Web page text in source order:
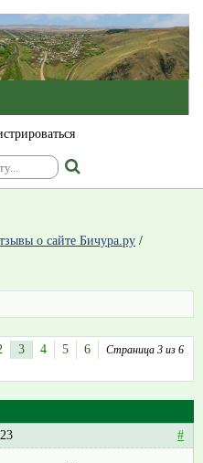
о сайте Бичура.ру /
Страница 3 из 6
3 4 5
6
#